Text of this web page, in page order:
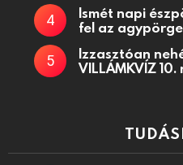
Ismét napi
fel az
Izzasztóan
VILLÁMKVÍZ 10.